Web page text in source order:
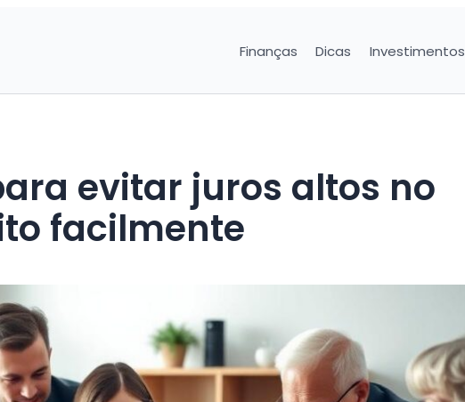
Finanças Dicas Investimentos
evitar juros altos no
facilmente